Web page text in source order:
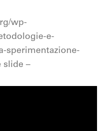
wp-
e-
sperimentazione-
slide –